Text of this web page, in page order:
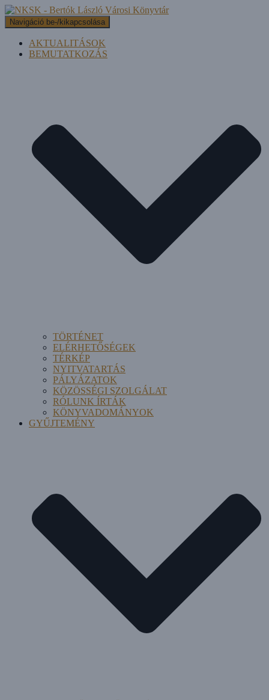
Navigáció be-/kikapcsolása
AKTUALITÁSOK
BEMUTATKOZÁS
TÖRTÉNET
ELÉRHETŐSÉGEK
TÉRKÉP
NYITVATARTÁS
PÁLYÁZATOK
KÖZÖSSÉGI SZOLGÁLAT
RÓLUNK ÍRTÁK
KÖNYVADOMÁNYOK
GYŰJTEMÉNY